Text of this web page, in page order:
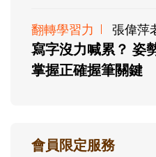
翻轉學習力 張偉萍
寫字沒力喊累？ 姿
掌握正確握筆關鍵
會員限定服務